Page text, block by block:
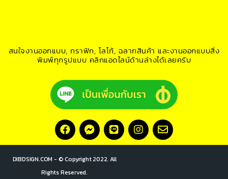
สนใจงานออกแบบ, กราฟิก, โลโก้, ฉลากสินค้า และงานออกแบบสิ่ง
พิมพ์ทุกรูปแบบ คลิกแอดไลน์ด้านล่างได้เลยครับ
DIBDSIGN.COM - © Copyright 2022. All
Rights Reserved.